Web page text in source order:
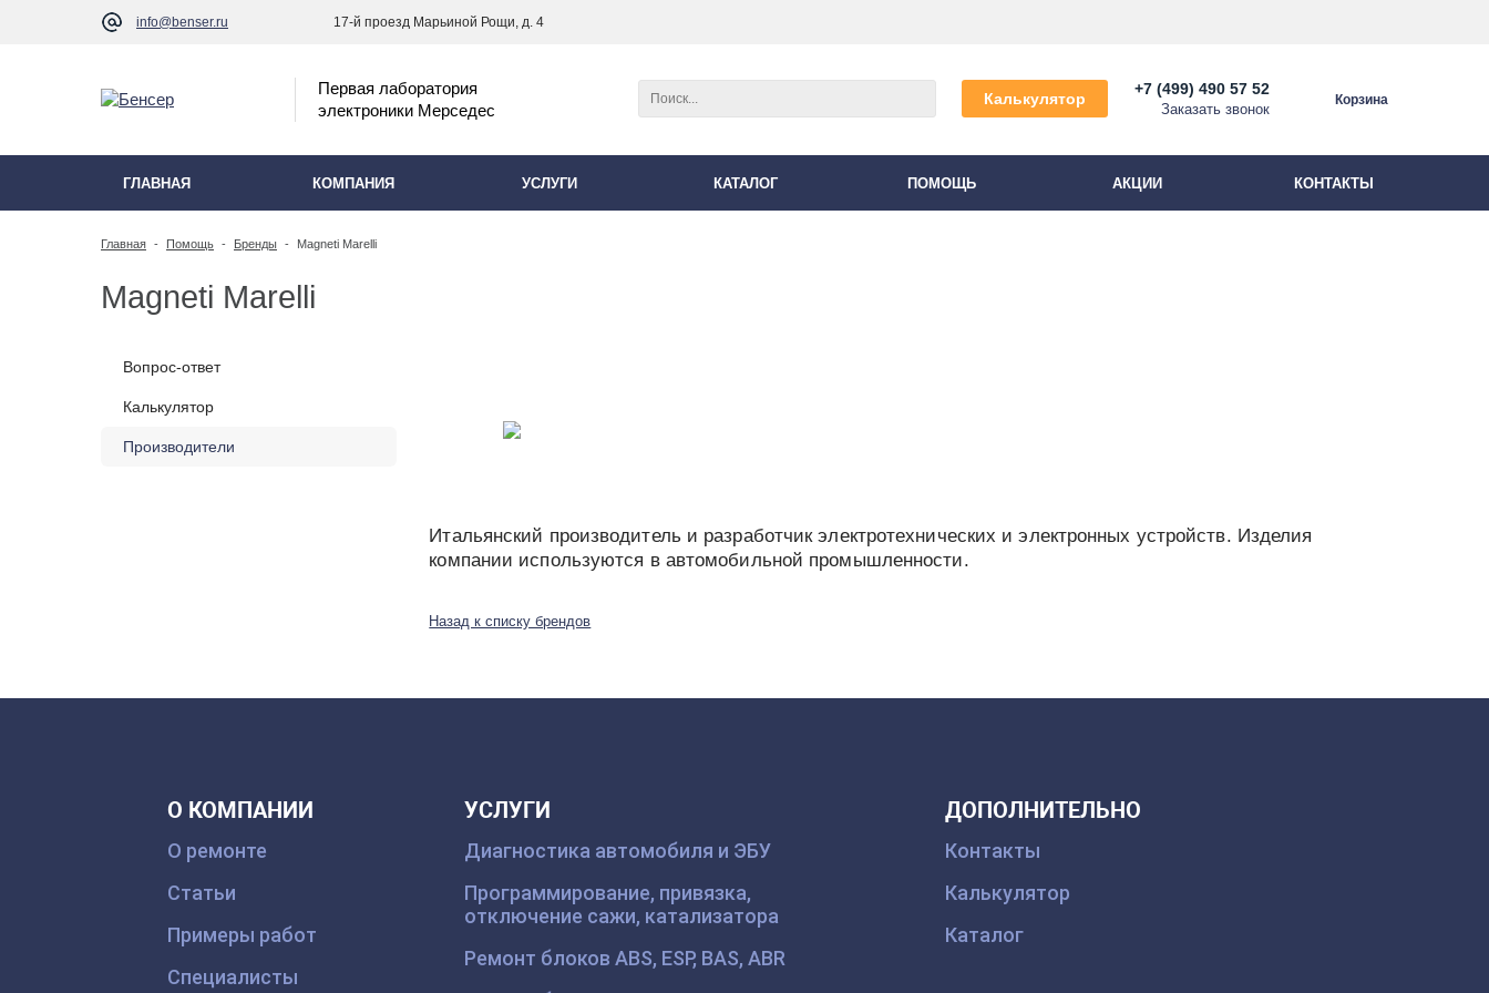
info@benser.ru 17-й проезд Марьиной Рощи, д. 4
Первая лаборатория
электроники Мерседес
Калькулятор
+7 (499) 490 57 52
Заказать звонок
Корзина
ГЛАВНАЯ КОМПАНИЯ УСЛУГИ КАТАЛОГ ПОМОЩЬ АКЦИИ КОНТАКТЫ
Главная - Помощь - Бренды - Magneti Marelli
Magneti Marelli
Вопрос-ответ
Калькулятор
Производители
Итальянский производитель и разработчик электротехнических и электронных устройств. Изделия
компании используются в автомобильной промышленности.
Назад к списку брендов
О КОМПАНИИ
О ремонте
Статьи
Примеры работ
Специалисты
УСЛУГИ
Диагностика автомобиля и ЭБУ
Программирование, привязка,
отключение сажи, катализатора
Ремонт блоков ABS, ESP, BAS, ABR
ДОПОЛНИТЕЛЬНО
Контакты
Калькулятор
Каталог